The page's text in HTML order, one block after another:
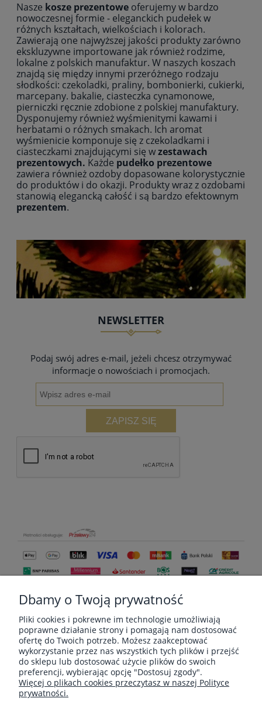
Nasze kosze prezentowe oferujemy w bardzo
nowoczesnej formie - eleganckich pudełek w
różnych kształtach, wielkościach i kolorach.
Zawierają one najwyższej jakości produkty zarówno
ekskluzywne importowane jak również rodzime,
lokalne z polskich manufaktur. W naszych koszach
znajdą się między innymi przeróżnego rodzaju
słodkości: czekoladki, praliny, bombonierki, cukierki,
marcepany. bakalie, ciasteczka cynamonowe,
pierniczki ręcznie zdobione z polskiej manufaktury.
Dysponujemy również wyśmienitymi kawami i
herbatami o różnych smakach. Ich aromat
wyśmienicie komponuje się z czekoladkami i
ciasteczkami znajdującymi się wzestawach
prezentowych. Każde pudełko prezentowe
zawiera również ozdoby dopasowane kolorystycznie
do produktów i do okazji. Produkty wraz z ozdobami
stanowią elegancką całość i są bardzo efektownym
prezentem.
NEWSLETTER
Podaj swój adres e-mail, jeżeli chcesz otrzymywać
informacje o nowościach i promocjach.
ZAPISZ SIĘ
MOJE KONTO
Dbamy o Twoją prywatność
Pliki cookies i pokrewne im technologie umożliwiają
poprawne działanie strony i pomagają nam dostosować
ofertę do Twoich potrzeb. Możesz zaakceptować
wykorzystanie przez nas wszystkich tych plików i przejść
do sklepu lub dostosować użycie plików do swoich
preferencji, wybierając opcję "Dostosuj zgody".
Więcej o plikach cookies przeczytasz w naszej Polityce
prywatności.